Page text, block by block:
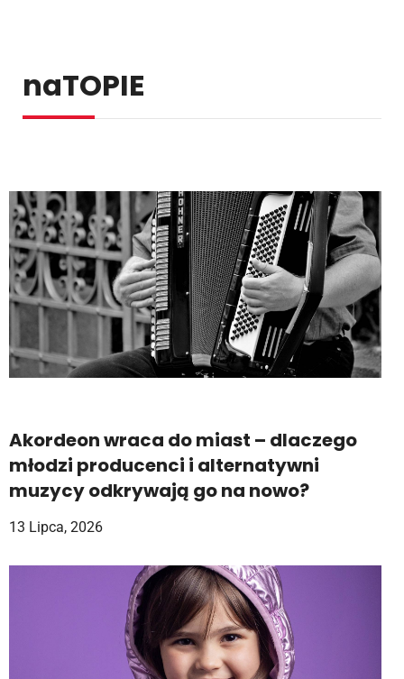
naTOPIE
Akordeon wraca do miast – dlaczego
młodzi producenci i alternatywni
muzycy odkrywają go na nowo?
13 Lipca, 2026